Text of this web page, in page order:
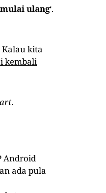
mulai ulang‘.
Kalau kita
kembali
.
Android
ada pula